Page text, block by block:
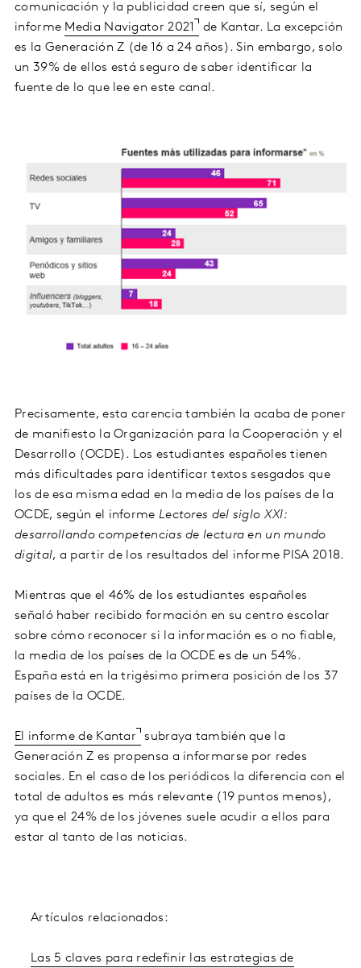
comunicación y la publicidad creen que sí, según el
informe Media Navigator 2021
de Kantar. La excepción
es la Generación Z (de 16 a 24 años). Sin embargo, solo
un 39% de ellos está seguro de saber identificar la
fuente de lo que lee en este canal.
Precisamente, esta carencia también la acaba de poner
de manifiesto la Organización para la Cooperación y el
Desarrollo (OCDE). Los estudiantes españoles tienen
más dificultades para identificar textos sesgados que
los de esa misma edad en la media de los países de la
OCDE, según el informe Lectores del siglo XXI:
desarrollando competencias de lectura en un mundo
digital, a partir de los resultados del informe PISA 2018.
Mientras que el 46% de los estudiantes españoles
señaló haber recibido formación en su centro escolar
sobre cómo reconocer si la información es o no fiable,
la media de los países de la OCDE es de un 54%.
España está en la trigésimo primera posición de los 37
países de la OCDE.
El informe de Kantar
subraya también que la
Generación Z es propensa a informarse por redes
sociales. En el caso de los periódicos la diferencia con el
total de adultos es más relevante (19 puntos menos),
ya que el 24% de los jóvenes suele acudir a ellos para
estar al tanto de las noticias.
Artículos relacionados:
Las 5 claves para redefinir las estrategias de